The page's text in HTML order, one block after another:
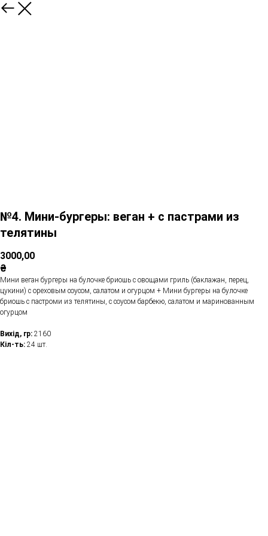
№4. Мини-бургеры: веган + с пастрами из
телятины
3000,00
₴
Мини веган бургеры на булочке бриошь с овощами гриль (баклажан, перец,
цукини) с ореховым соусом, салатом и огурцом + Мини бургеры на булочке
бриошь с пастроми из телятины, с соусом барбекю, салатом и маринованным
огурцом
Вихід, гр: 2160
Кіл-ть: 24 шт.